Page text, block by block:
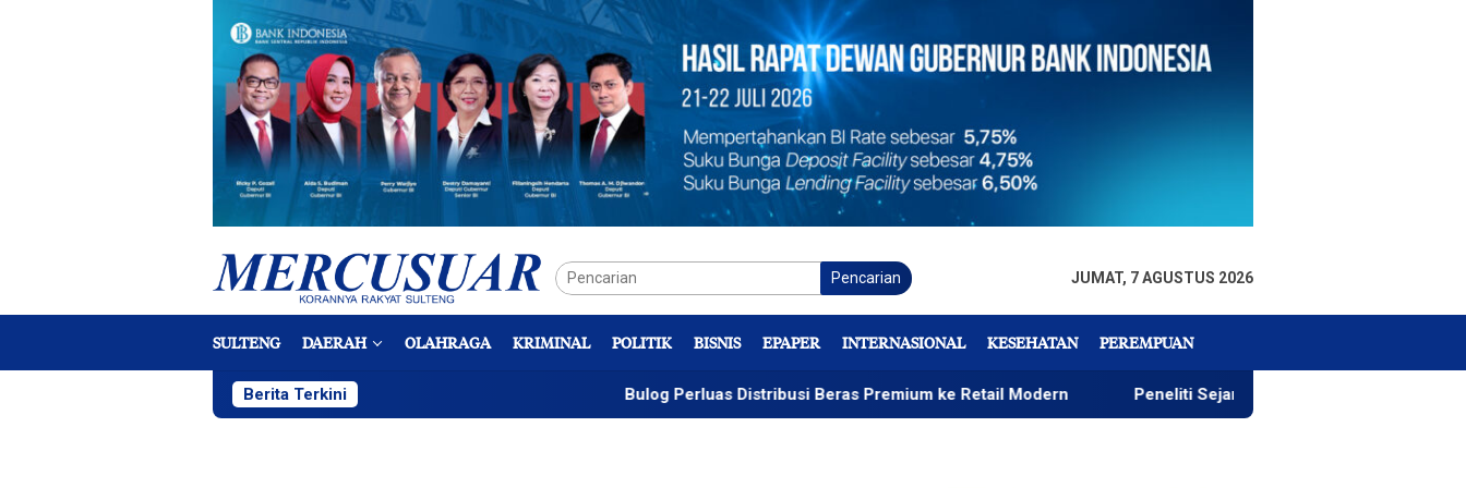
Pencarian JUMAT, 7 AGUSTUS 2026
SULTENG DAERAH OLAHRAGA KRIMINAL POLITIK BISNIS EPAPER INTERNASIONAL KESEHATAN PEREMPUAN
Berita Terkini Bulog Perluas Distribusi Beras Premium ke Retail Modern Peneliti Sejarah: Penataan Taman GOR Wajar, yang